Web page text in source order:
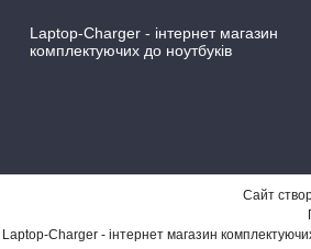
Laptop-Charger - інтернет магазин
комплектуючих до ноутбуків
Сайт